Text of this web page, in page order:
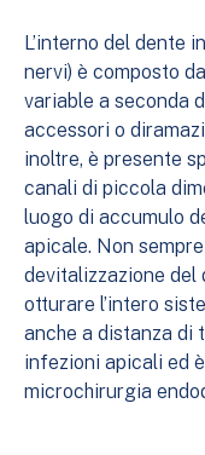
L’interno del dente
nervi) è composto
variable a seconda
accessori o
inoltre, è presente
canali di piccola
luogo di accumulo
apicale. Non
devitalizzazione del
otturare l’intero
anche a distanza di
infezioni apicali ed
microchirurgia